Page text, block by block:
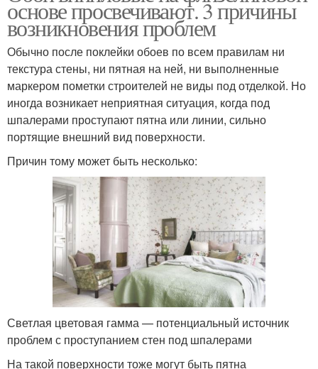
основе просвечивают. 3 причины
возникновения проблем
Обычно после поклейки обоев по всем правилам ни
текстура стены, ни пятная на ней, ни выполненные
маркером пометки строителей не виды под отделкой. Но
иногда возникает неприятная ситуация, когда под
шпалерами проступают пятна или линии, сильно
портящие внешний вид поверхности.
Причин тому может быть несколько:
Светлая цветовая гамма — потенциальный источник
проблем с проступанием стен под шпалерами
На такой поверхности тоже могут быть пятна